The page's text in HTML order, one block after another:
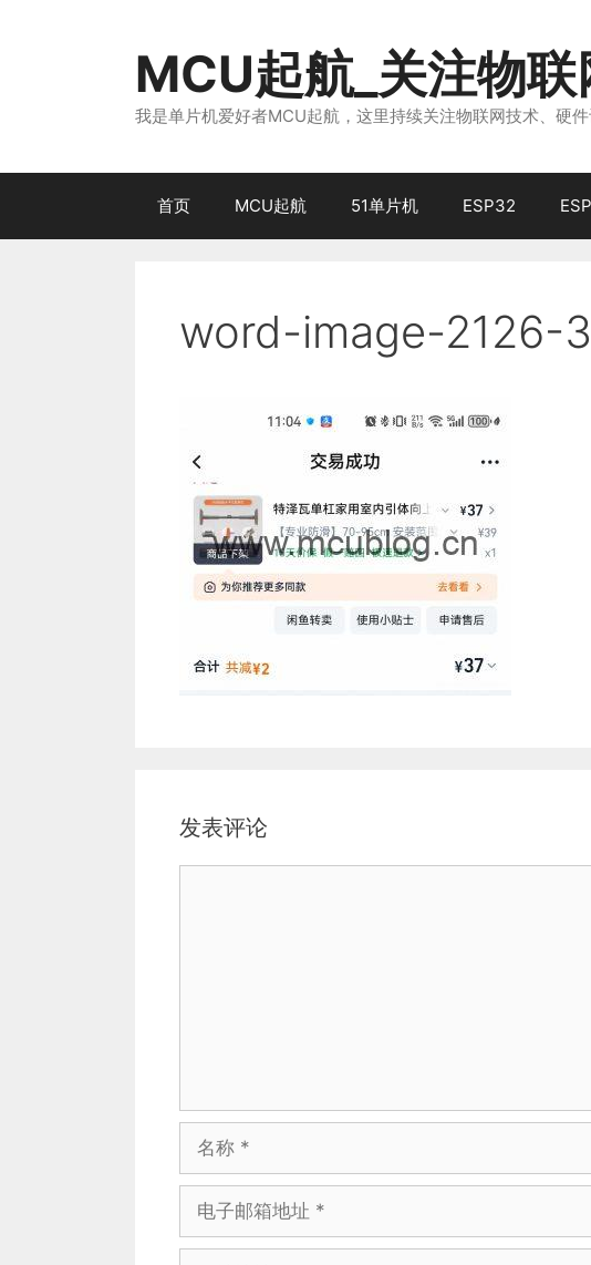
MCU起航_关注物
我是单片机爱好者MCU起航，这里持续关注物联网技术、硬
首页 MCU起航 51单片机 ESP32
word-image-2126-3
发表评论
邮